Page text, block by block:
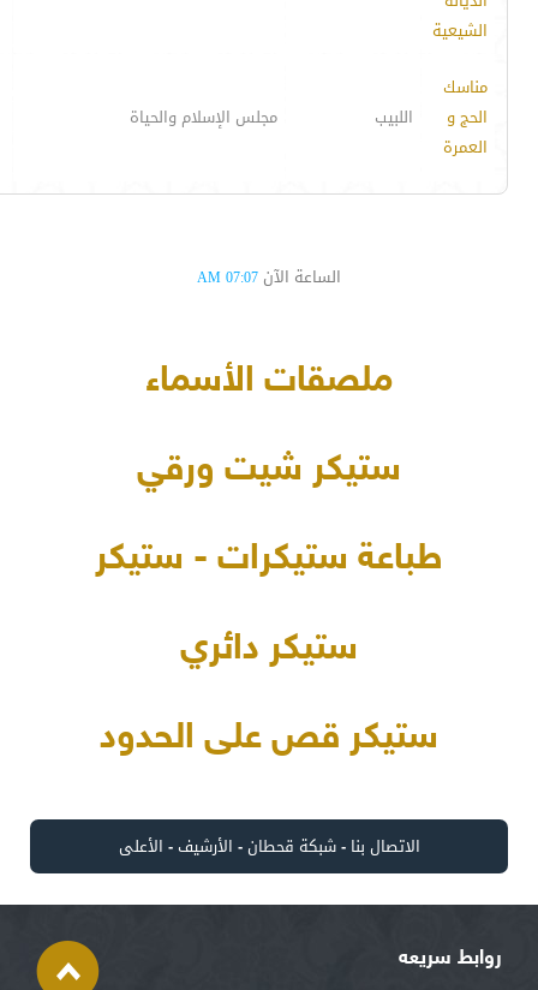
الشيعية
مناسك
الحج و
العمرة
اللبيب مجلس الإسلام والحياة
الساعة الآن 07:07 AM
ملصقات الأسماء
ستيكر شيت ورقي
طباعة ستيكرات - ستيكر
ستيكر دائري
ستيكر قص على الحدود
الاتصال بنا -شبكة قحطان- الأرشيف- الأعلى
روابط سريعه